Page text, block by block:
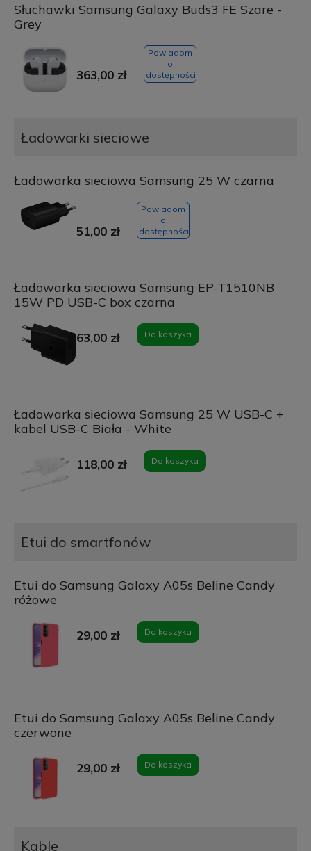
Słuchawki Samsung Galaxy Buds3 FE Szare -
Grey
363,00 zł
Powiadom
o
dostępności
Ładowarki sieciowe
Ładowarka sieciowa Samsung 25 W czarna
51,00 zł
Powiadom
o
dostępności
Ładowarka sieciowa Samsung EP-T1510NB
15W PD USB-C box czarna
63,00 zł Do koszyka
Ładowarka sieciowa Samsung 25 W USB-C +
kabel USB-C Biała - White
118,00 zł Do koszyka
Etui do smartfonów
Etui do Samsung Galaxy A05s Beline Candy
różowe
29,00 zł Do koszyka
Etui do Samsung Galaxy A05s Beline Candy
czerwone
29,00 zł Do koszyka
Kable